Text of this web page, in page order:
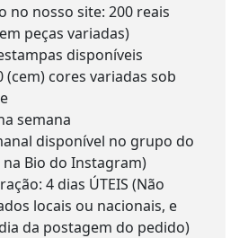
no nosso site: 200 reais
peças variadas)
disponíveis
(cem) cores variadas sob
semana
disponível no grupo do
Bio do Instagram)
4 dias ÚTEIS (Não
locais ou nacionais, e
da postagem do pedido)